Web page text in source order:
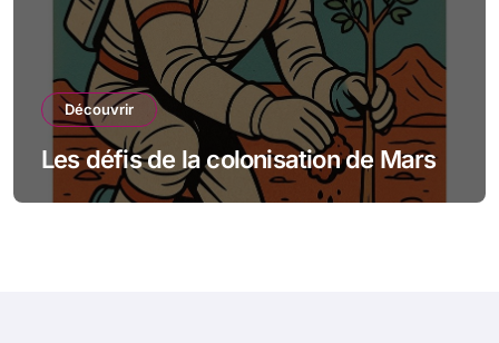
Découvrir
Les défis de la colonisation de Mars